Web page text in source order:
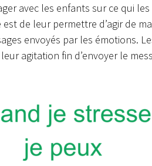
avec les enfants sur ce qui
de leur permettre d’agir de
envoyés par les émotions.
agitation fin d’envoyer le